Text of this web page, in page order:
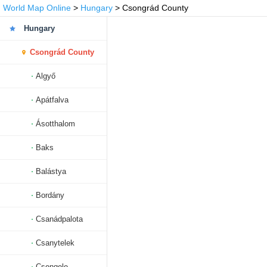
World Map Online > Hungary > Csongrád County
Hungary
Csongrád County
Algyő
Apátfalva
Ásotthalom
Baks
Balástya
Bordány
Csanádpalota
Csanytelek